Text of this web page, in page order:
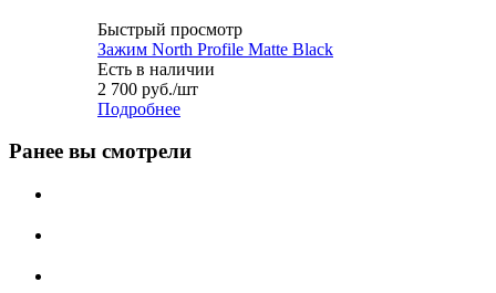
Быстрый просмотр
Зажим North Profile Matte Black
Есть в наличии
2 700 руб./шт
Подробнее
Ранее вы смотрели